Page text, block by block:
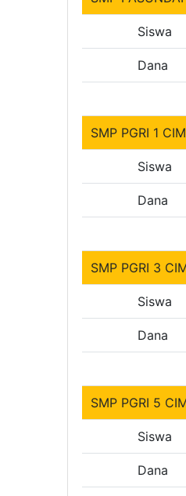
Siswa
Dana
SMP PGRI 1
Siswa
Dana
SMP PGRI 3
Siswa
Dana
SMP PGRI 5
Siswa
Dana